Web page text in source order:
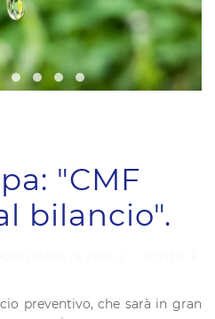
irrigui e di miglioramento
Trentino
Consorzi Irrigui e di
La Federazione dei Consorzi
Consorzi Irrigui e di
Consorzi irrigui e di
Consorzi Irrigui e
"CMF
bilancio".
preventivo, che sarà in gran